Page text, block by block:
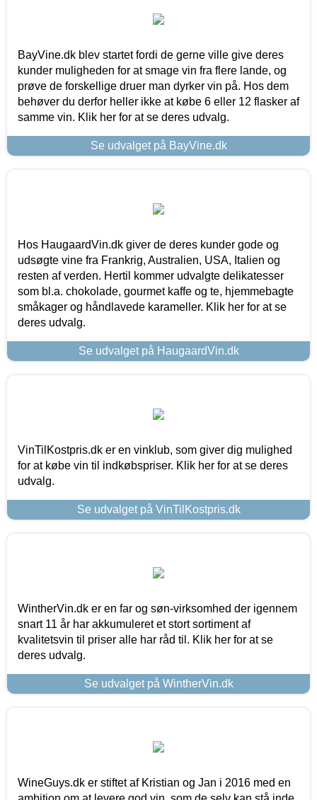
BayVine.dk blev startet fordi de gerne ville give deres
kunder muligheden for at smage vin fra flere lande, og
prøve de forskellige druer man dyrker vin på. Hos dem
behøver du derfor heller ikke at købe 6 eller 12 flasker af
samme vin. Klik her for at se deres udvalg.
Se udvalget på BayVine.dk
Hos HaugaardVin.dk giver de deres kunder gode og
udsøgte vine fra Frankrig, Australien, USA, Italien og
resten af verden. Hertil kommer udvalgte delikatesser
som bl.a. chokolade, gourmet kaffe og te, hjemmebagte
småkager og håndlavede karameller. Klik her for at se
deres udvalg.
Se udvalget på HaugaardVin.dk
VinTilKostpris.dk er en vinklub, som giver dig mulighed
for at købe vin til indkøbspriser. Klik her for at se deres
udvalg.
Se udvalget på VinTilKostpris.dk
WintherVin.dk er en far og søn-virksomhed der igennem
snart 11 år har akkumuleret et stort sortiment af
kvalitetsvin til priser alle har råd til. Klik her for at se
deres udvalg.
Se udvalget på WintherVin.dk
WineGuys.dk er stiftet af Kristian og Jan i 2016 med en